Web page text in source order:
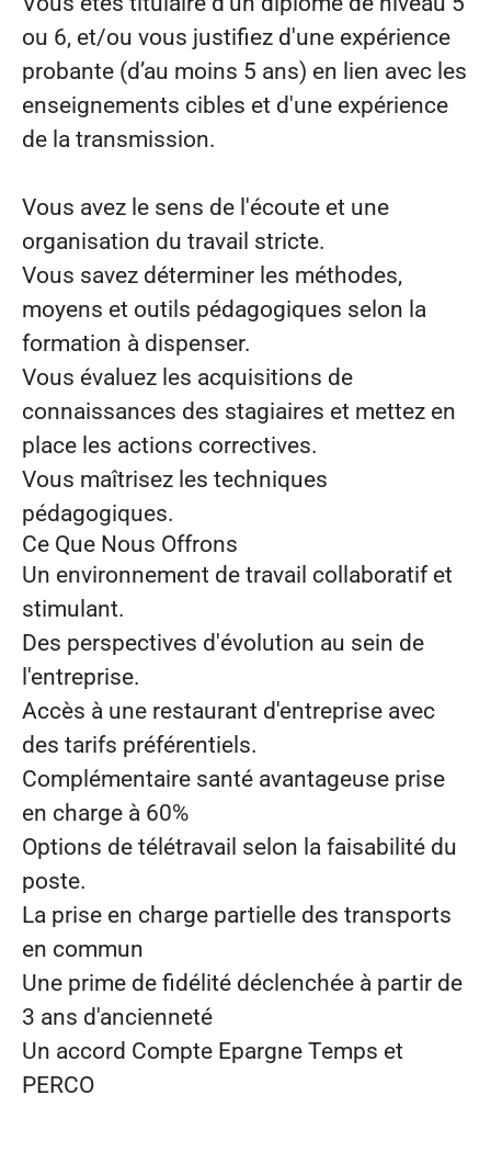
ou 6, et/ou vous justifiez d'une expérience
probante (d’au moins 5 ans) en lien avec les
enseignements cibles et d'une expérience
de la transmission.
Vous avez le sens de l'écoute et une
organisation du travail stricte.
Vous savez déterminer les méthodes,
moyens et outils pédagogiques selon la
formation à dispenser.
Vous évaluez les acquisitions de
connaissances des stagiaires et mettez en
place les actions correctives.
Vous maîtrisez les techniques
pédagogiques.
Ce Que Nous Offrons
Un environnement de travail collaboratif et
stimulant.
Des perspectives d'évolution au sein de
l'entreprise.
Accès à une restaurant d'entreprise avec
des tarifs préférentiels.
Complémentaire santé avantageuse prise
en charge à 60%
Options de télétravail selon la faisabilité du
poste.
La prise en charge partielle des transports
en commun
Une prime de fidélité déclenchée à partir de
3 ans d'ancienneté
Un accord Compte Epargne Temps et
PERCO